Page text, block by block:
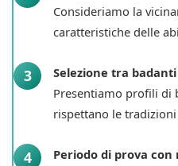
Consideriamo la
caratteristiche delle
Selezione tra
Presentiamo profili di
rispettano le
Periodo di prova